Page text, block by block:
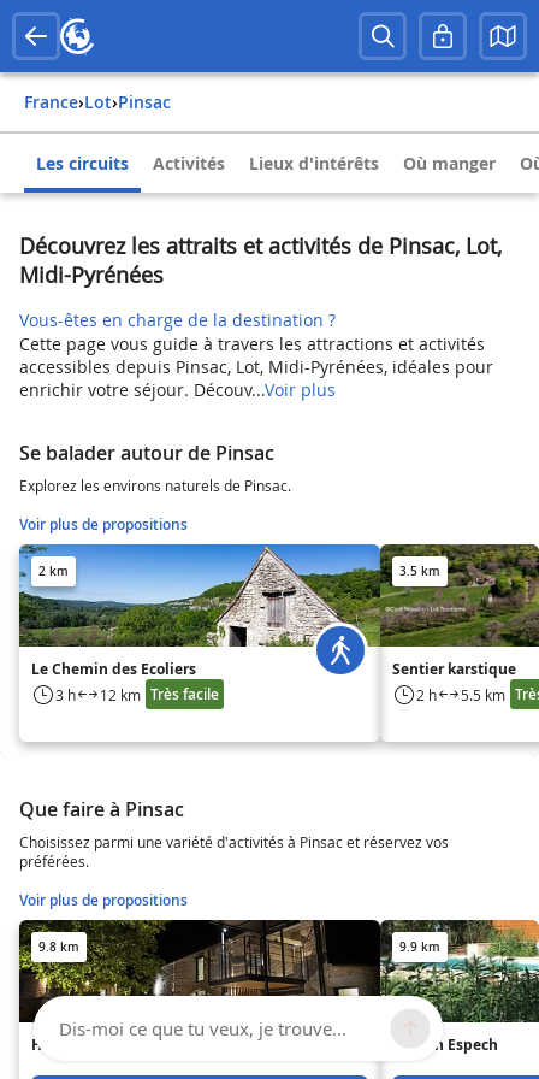
France› Lot› Pinsac
Les circuits Activités Lieux d'intérêts Où manger
Découvrez les attraits et activités de Pinsac, Lot,
Midi-Pyrénées
Vous-êtes en charge de la destination ?
Cette page vous guide à travers les attractions et activités
accessibles depuis Pinsac, Lot, Midi-Pyrénées, idéales pour
enrichir votre séjour. Découv...Voir plus
Se balader autour de Pinsac
Explorez les environs naturels de Pinsac.
Voir plus de propositions
2 km
Le Chemin des Ecoliers
3 h 12 km Très facile
3.5 km
Sentier karstique
2 h 5.5 km
Que faire à Pinsac
Choisissez parmi une variété d'activités à Pinsac et réservez vos
préférées.
Voir plus de propositions
9.8 km
HORS-SÉRIE
9.9 km
Maison Espech
Dis-moi ce que tu veux, je trouve...